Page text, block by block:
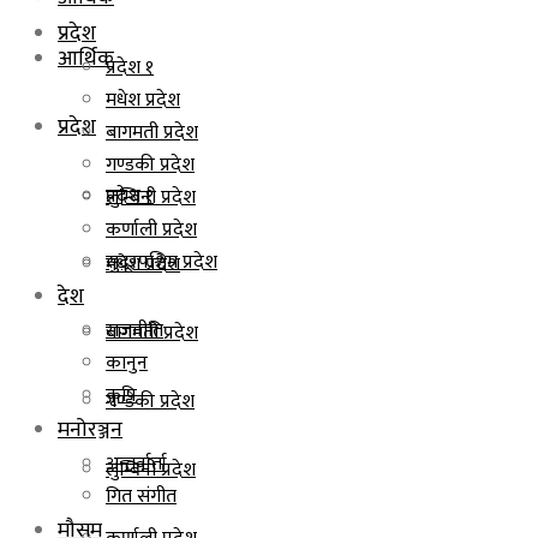
आर्थिक
प्रदेश
प्रदेश १
मधेश प्रदेश
बागमती प्रदेश
गण्डकी प्रदेश
लुम्बिनी प्रदेश
प्रदेश
प्रदेश १
मधेश प्रदेश
बागमती प्रदेश
गण्डकी प्रदेश
लुम्बिनी प्रदेश
कर्णाली प्रदेश
सुदूरपश्चिम प्रदेश
देश
राजनीति
कानुन
कृषि
मनोरञ्जन
अन्तर्वार्ता
गित संगीत
मौसम